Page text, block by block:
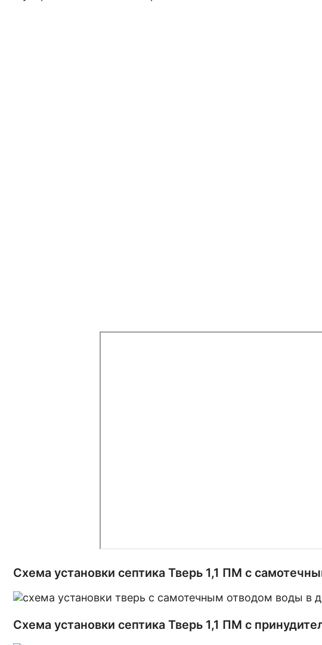
Схема установки септика Тверь 1,1 ПМ с
Схема установки септика Тверь 1,1 ПМ с